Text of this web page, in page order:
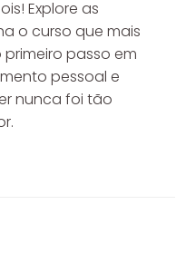
Explore as
o curso que mais
passo em
pessoal e
nunca foi tão